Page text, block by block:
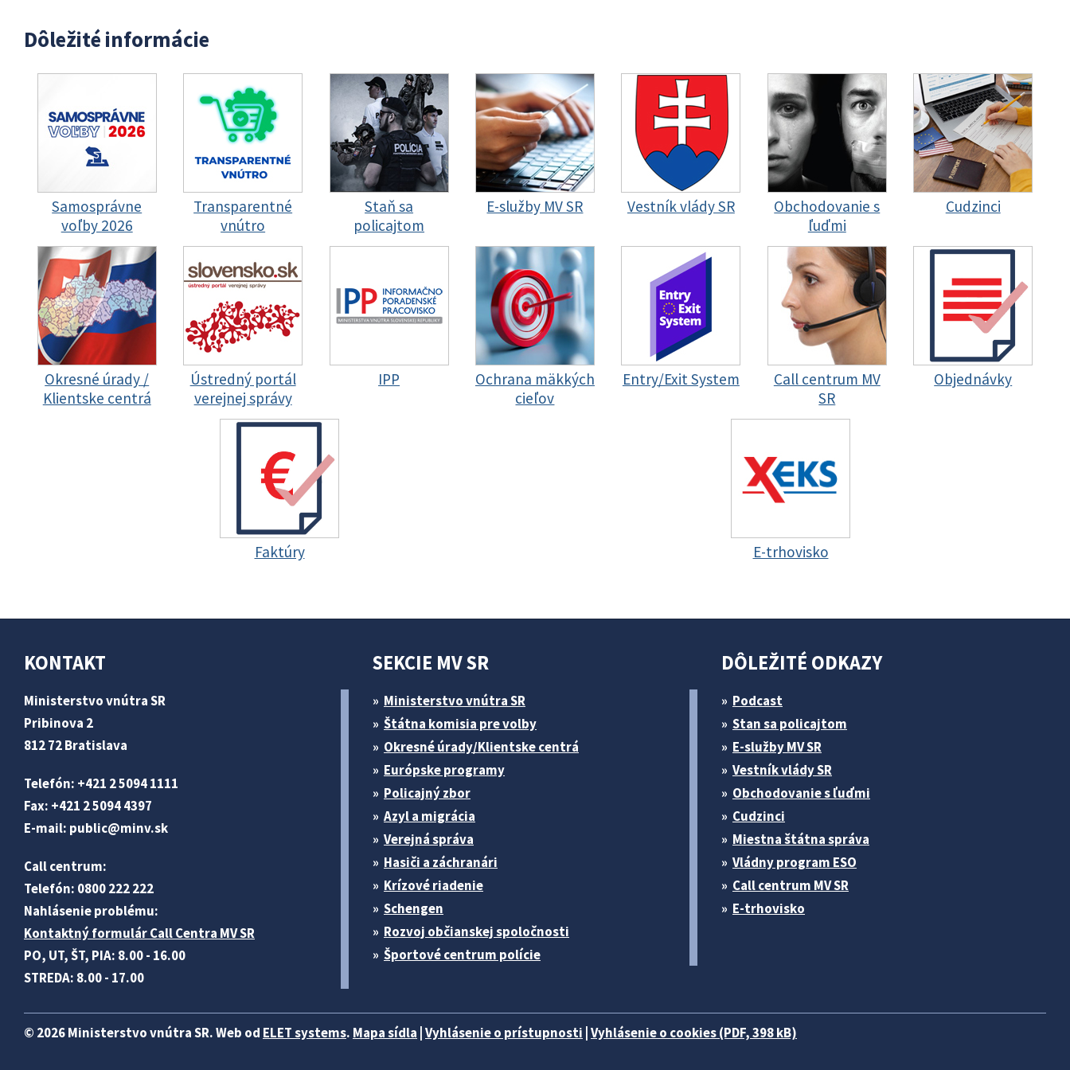
Dôležité informácie
Samosprávne
voľby 2026
Transparentné
vnútro
Staň sa
policajtom
E-služby MV SR Vestník vlády SR
Obchodovanie s
ľuďmi
Cudzinci
Okresné úrady /
Klientske centrá
Ústredný portál
verejnej správy
IPP
Ochrana mäkkých
cieľov
Entry/Exit System
Call centrum MV
SR
Objednávky
Faktúry E-trhovisko
KONTAKT
Ministerstvo vnútra SR
Pribinova 2
812 72 Bratislava
Telefón: +421 2 5094 1111
Fax: +421 2 5094 4397
E-mail: public@minv.sk
Call centrum:
Telefón: 0800 222 222
Nahlásenie problému:
Kontaktný formulár Call Centra MV SR
PO, UT, ŠT, PIA: 8.00 - 16.00
STREDA: 8.00 - 17.00
SEKCIE MV SR
Ministerstvo vnútra SR
Štátna komisia pre volby
Okresné úrady/Klientske centrá
Európske programy
Policajný zbor
Azyl a migrácia
Verejná správa
Hasiči a záchranári
Krízové riadenie
Schengen
Rozvoj občianskej spoločnosti
Športové centrum polície
DÔLEŽITÉ ODKAZY
Podcast
Stan sa policajtom
E-služby MV SR
Vestník vlády SR
Obchodovanie s ľuďmi
Cudzinci
Miestna štátna správa
Vládny program ESO
Call centrum MV SR
E-trhovisko
© 2026 Ministerstvo vnútra SR. Web od ELET systems. Mapa sídla Vyhlásenie o prístupnosti Vyhlásenie o cookies (PDF, 398 kB)